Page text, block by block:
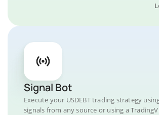
Signal Bot
Execute your USDEBT trading strategy
signals from any source or using a